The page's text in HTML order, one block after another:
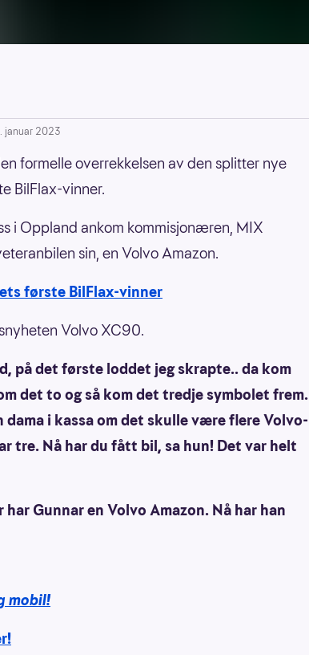
januar 2023
formelle overrekkelsen av den splitter nye
BilFlax-vinner.
i Oppland ankom kommisjonæren, MIX
sin, en Volvo Amazon.
første BilFlax-vinner
Volvo XC90.
på det første loddet jeg skrapte.. da kom
det to og så kom det tredje symbolet frem.
dama i kassa om det skulle være flere Volvo-
tre. Nå har du fått bil, sa hun! Det var helt
har Gunnar en Volvo Amazon. Nå har han
mobil!